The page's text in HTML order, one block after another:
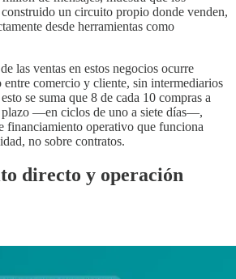
un circuito propio donde venden,
desde herramientas como
las ventas en estos negocios ocurre
comercio y cliente, sin intermediarios
se suma que 8 de cada 10 compras a
plazo —en ciclos de uno a siete días—,
financiamiento operativo que funciona
no sobre contratos.
directo y operación